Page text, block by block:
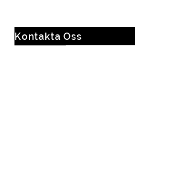
Kontakta Oss